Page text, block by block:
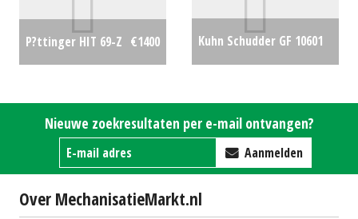
P?ttinger HIT 69-Z €1400
Kuhn Schudder GF 10601
Nieuwe zoekresultaten per e-mail ontvangen?
Aanmelden
Over MechanisatieMarkt.nl